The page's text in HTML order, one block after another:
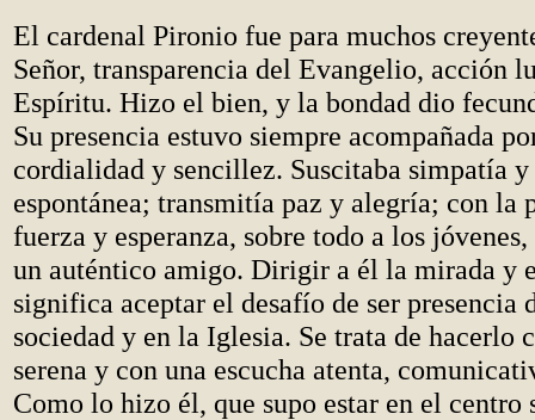
El cardenal Pironio fue para muchos
Señor, transparencia del Evangelio, acción
Espíritu. Hizo el bien, y la bondad dio
Su presencia estuvo siempre acompañada
cordialidad y sencillez. Suscitaba simpatía
espontánea; transmitía paz y alegría; con la
fuerza y esperanza, sobre todo a los
un auténtico amigo. Dirigir a él la mirada y
significa aceptar el desafío de ser presencia
sociedad y en la Iglesia. Se trata de hacerlo
serena y con una escucha atenta,
Como lo hizo él, que supo estar en el centro